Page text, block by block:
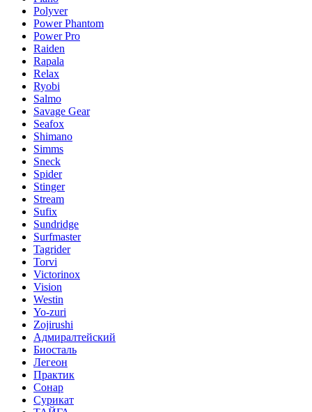
Polyver
Power Phantom
Power Pro
Raiden
Rapala
Relax
Ryobi
Salmo
Savage Gear
Seafox
Shimano
Simms
Sneck
Spider
Stinger
Stream
Sufix
Sundridge
Surfmaster
Tagrider
Torvi
Victorinox
Vision
Westin
Yo-zuri
Zojirushi
Адмиралтейский
Биосталь
Легеон
Практик
Сонар
Сурикат